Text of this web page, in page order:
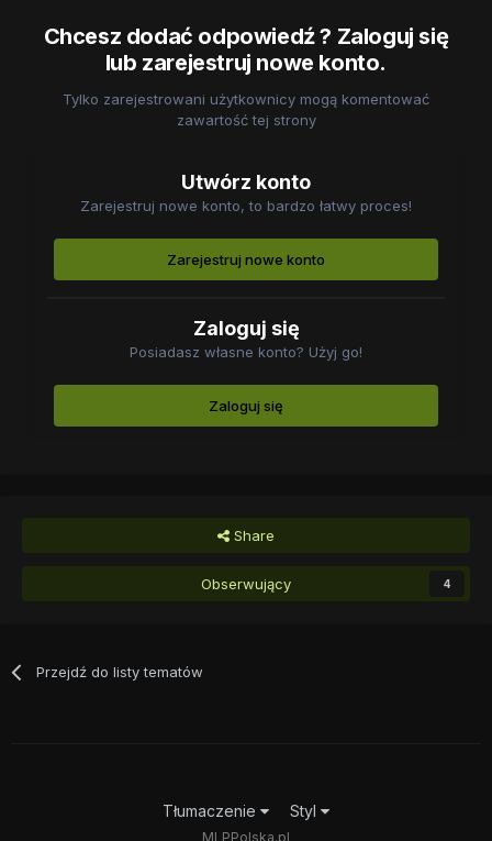
Chcesz dodać odpowiedź ? Zaloguj się
lub zarejestruj nowe konto.
Tylko zarejestrowani użytkownicy mogą komentować
zawartość tej strony
Utwórz konto
Zarejestruj nowe konto, to bardzo łatwy proces!
Zarejestruj nowe konto
Zaloguj się
Posiadasz własne konto? Użyj go!
Zaloguj się
Share
Obserwujący 4
Przejdź do listy tematów
Tłumaczenie Styl
MLPPolska.pl